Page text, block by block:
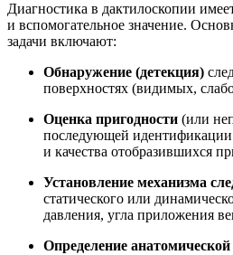
Диагностика в дактилоскопии
и вспомогательное значение.
задачи включают:
Обнаружение (детекция)
поверхностях (видимых,
Оценка пригодности (или
последующей идентификации
и качества отобразившихся
Установление механизма
статического или
давления, угла приложения
Определение